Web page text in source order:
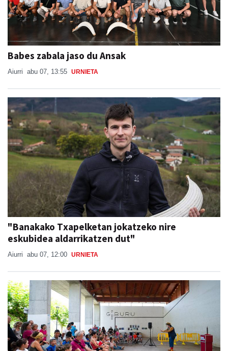
Babes zabala jaso du Ansak
Aiurri abu 07, 13:55 URNIETA
"Banakako Txapelketan jokatzeko nire
eskubidea aldarrikatzen dut"
Aiurri abu 07, 12:00 URNIETA